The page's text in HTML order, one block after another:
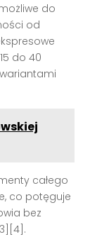
do
od
do 40
całego
co potęguje
bez